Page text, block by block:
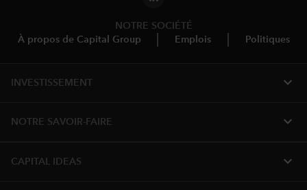
NOTRE SOCIÉTÉ
À propos de Capital Group
Emplois Politiques
INVESTISSEMENT expand_more
NOTRE SAVOIR-FAIRE expand_more
CAPITAL IDEAS expand_more